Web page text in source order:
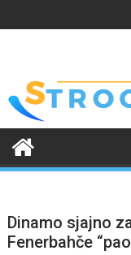
to
Dinamo sjajno
Fenerbahče